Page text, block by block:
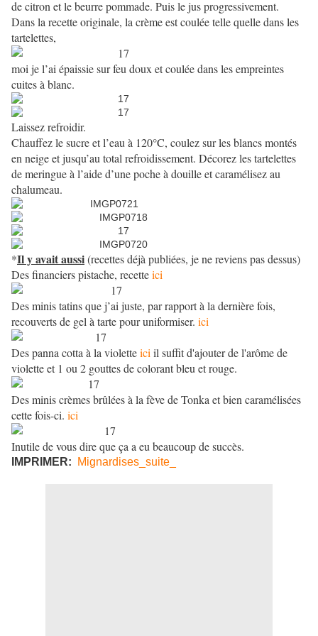
de citron et le beurre pommade. Puis le jus progressivement.
Dans la recette originale, la crème est coulée telle quelle dans les
tartelettes,
moi je l’ai épaissie sur feu doux et coulée dans les empreintes
cuites à blanc.
Laissez refroidir.
Chauffez le sucre et l’eau à 120°C, coulez sur les blancs montés
en neige et jusqu’au total refroidissement. Décorez les tartelettes
de meringue à l’aide d’une poche à douille et caramélisez au
chalumeau.
*Il y avait aussi(recettes déjà publiées, je ne reviens pas dessus)
Des financiers pistache, recetteici
Des minis tatins que j’ai juste, par rapport à la dernière fois,
recouverts de gel à tarte pour uniformiser. ici
Des panna cotta à la violetteici il suffit d'ajouter de l'arôme de
violette et 1 ou 2 gouttes de colorant bleu et rouge.
Des minis crèmes brûlées à la fève de Tonka et bien caramélisées
cette fois-ci. ici
Inutile de vous dire que ça a eu beaucoup de succès.
IMPRIMER: Mignardises_suite_